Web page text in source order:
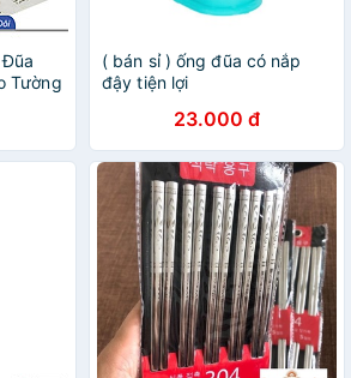
Tường
mặt
( bán sỉ ) ống đũa có nắp
đậy tiện lợi
23.000 đ